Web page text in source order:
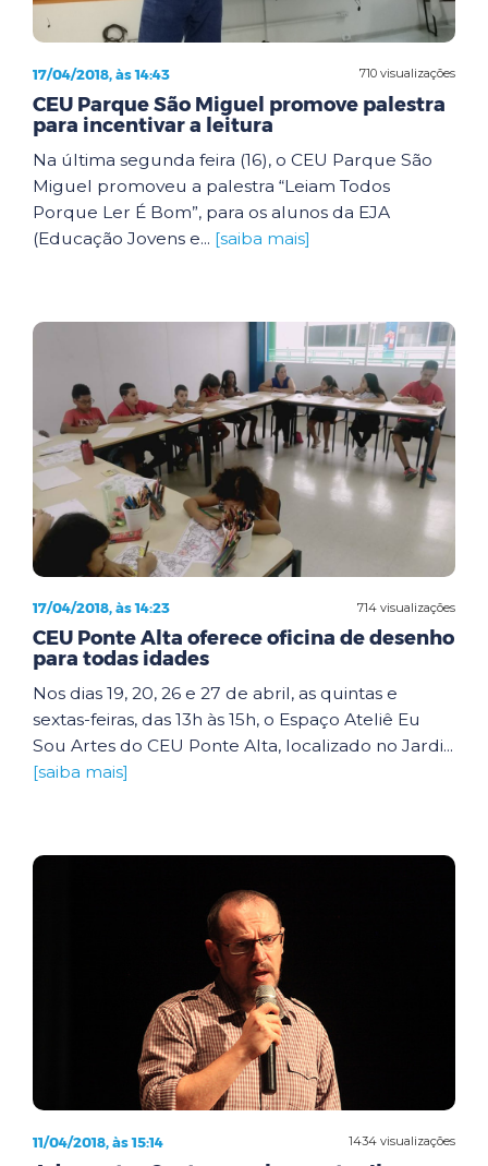
710 visualizações
17/04/2018, às 14:43
CEU Parque São Miguel promove palestra
para incentivar a leitura
Na última segunda feira (16), o CEU Parque São
Miguel promoveu a palestra “Leiam Todos
Porque Ler É Bom”, para os alunos da EJA
(Educação Jovens e... [saiba mais]
714 visualizações
17/04/2018, às 14:23
CEU Ponte Alta oferece oficina de desenho
para todas idades
Nos dias 19, 20, 26 e 27 de abril, as quintas e
sextas-feiras, das 13h às 15h, o Espaço Ateliê Eu
Sou Artes do CEU Ponte Alta, localizado no Jardi...
[saiba mais]
1434 visualizações
11/04/2018, às 15:14